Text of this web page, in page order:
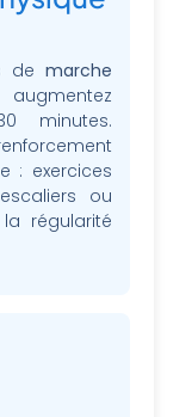
de marche
minutes.
: exercices
ou
régularité